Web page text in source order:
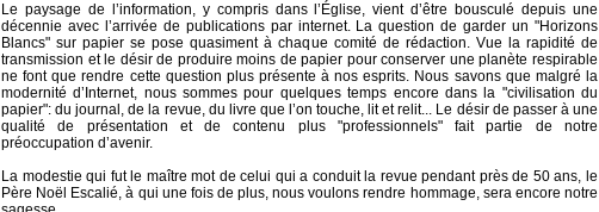
Le paysage de l’information, y compris dans l’Église, vient d’être bousculé depuis une
décennie avec l’arrivée de publications par internet. La question de garder un "Horizons
Blancs" sur papier se pose quasiment à chaque comité de rédaction. Vue la rapidité de
transmission et le désir de produire moins de papier pour conserver une planète respirable
ne font que rendre cette question plus présente à nos esprits. Nous savons que malgré la
modernité d’Internet, nous sommes pour quelques temps encore dans la "civilisation du
papier": du journal, de la revue, du livre que l’on touche, lit et relit... Le désir de passer à une
qualité de présentation et de contenu plus "professionnels" fait partie de notre
préoccupation d’avenir.
La modestie qui fut le maître mot de celui qui a conduit la revue pendant près de 50 ans, le
Père Noël Escalié, à qui une fois de plus, nous voulons rendre hommage, sera encore notre